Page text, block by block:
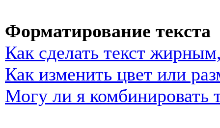
Форматирование текста
Как сделать текст
Как изменить цвет или
Могу ли я комбинировать